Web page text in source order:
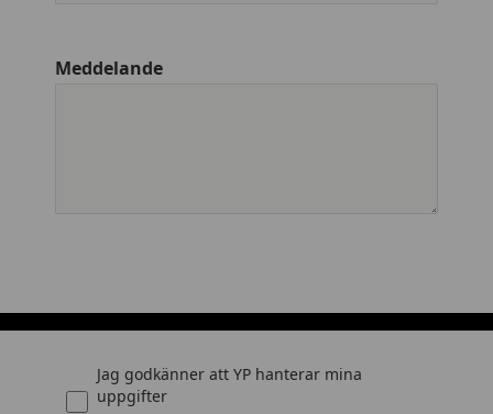
Meddelande
Jag godkänner att YP hanterar mina
uppgifter